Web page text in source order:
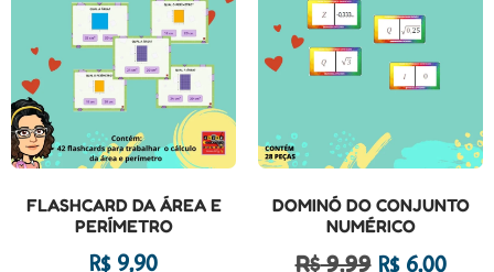
FLASHCARD DA ÁREA E
PERÍMETRO
R$9,90
DOMINÓ DO CONJUNTO
NUMÉRICO
R$9,99 R$6,00